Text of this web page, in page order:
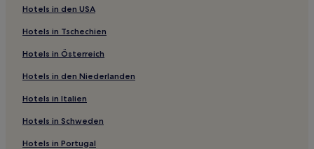
Hotels in den USA
Hotels in Tschechien
Hotels in Österreich
Hotels in den Niederlanden
Hotels in Italien
Hotels in Schweden
Hotels in Portugal